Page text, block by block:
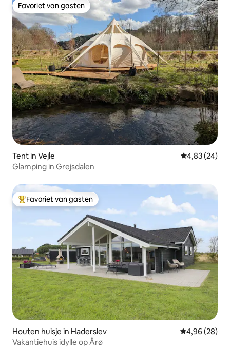
Favoriet van gasten
Favoriet van gasten
Tent in Vejle Gemiddelde
4,83 (24)
Glamping in Grejsdalen
Topfavoriet van gasten
Favoriet van gasten
Houten huisje in Haderslev Gemiddelde
4,96 (28)
Vakantiehuis idylle op Årø